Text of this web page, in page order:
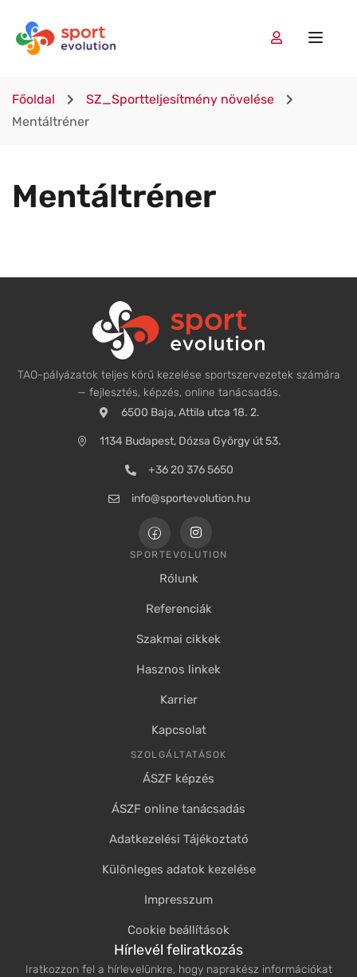
Főoldal
SZ_Sportteljesítmény növelése
Mentáltréner
Mentáltréner
TAO-pályázatok teljes körű kezelése sportszervezetek számára
— fejlesztés, képzés, online tanácsadás.
6500 Baja, Attila utca 18. 2.
1134 Budapest, Dózsa György út 53.
+36 20 376 5650
info@sportevolution.hu
SPORTEVOLUTION
Rólunk
Referenciák
Szakmai cikkek
Hasznos linkek
Karrier
Kapcsolat
SZOLGÁLTATÁSOK
ÁSZF képzés
ÁSZF online tanácsadás
Adatkezelési Tájékoztató
Különleges adatok kezelése
Impresszum
Cookie beállítások
Hírlevél feliratkozás
Iratkozzon fel a hírlevelünkre, hogy naprakész információkat